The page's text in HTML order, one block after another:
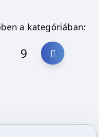
a kategóriában:
9